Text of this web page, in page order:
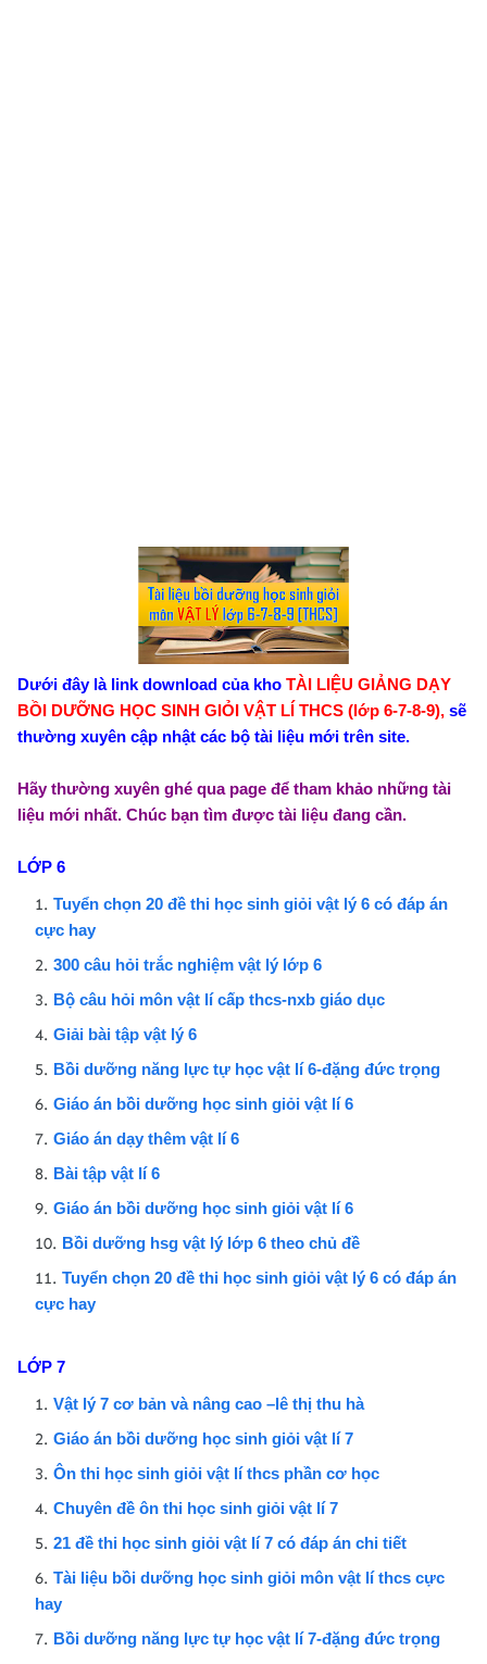
Dưới đây là link download của kho TÀI LIỆU GIẢNG DẠY
BỒI DƯỠNG HỌC SINH GIỎI VẬT LÍ THCS (lớp 6-7-8-9), sẽ
thường xuyên cập nhật các bộ tài liệu mới trên site.
Hãy thường xuyên ghé qua page để tham khảo những tài
liệu mới nhất. Chúc bạn tìm được tài liệu đang cần.
LỚP 6
Tuyển chọn 20 đề thi học sinh giỏi vật lý 6 có đáp án
cực hay
300 câu hỏi trắc nghiệm vật lý lớp 6
Bộ câu hỏi môn vật lí cấp thcs-nxb giáo dục
Giải bài tập vật lý 6
Bồi dưỡng năng lực tự học vật lí 6-đặng đức trọng
Giáo án bồi dưỡng học sinh giỏi vật lí 6
Giáo án dạy thêm vật lí 6
Bài tập vật lí 6
Giáo án bồi dưỡng học sinh giỏi vật lí 6
Bồi dưỡng hsg vật lý lớp 6 theo chủ đề
Tuyển chọn 20 đề thi học sinh giỏi vật lý 6 có đáp án
cực hay
LỚP 7
Vật lý 7 cơ bản và nâng cao –lê thị thu hà
Giáo án bồi dưỡng học sinh giỏi vật lí 7
Ôn thi học sinh giỏi vật lí thcs phần cơ học
Chuyên đề ôn thi học sinh giỏi vật lí 7
21 đề thi học sinh giỏi vật lí 7 có đáp án chi tiết
Tài liệu bồi dưỡng học sinh giỏi môn vật lí thcs cực
hay
Bồi dưỡng năng lực tự học vật lí 7-đặng đức trọng